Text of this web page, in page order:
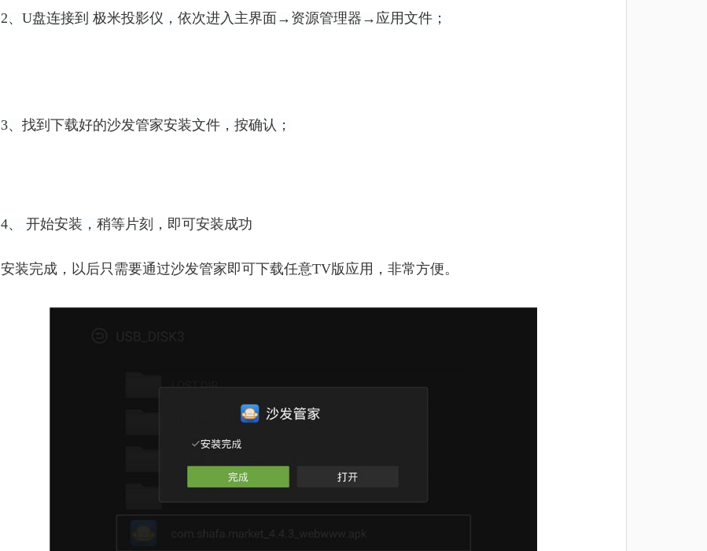
2、U盘连接到 极米投影仪 ，依次进入主界面→资源管理器→应用文件；
3、找到下载好的沙发管家安装文件，按确认；
4、 开始安装，稍等片刻，即可安装成功
安装完成，以后只需要通过沙发管家即可下载任意TV版应用，非常方便。